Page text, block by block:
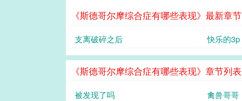
《斯德哥尔摩综合症有哪些表现》最新章节
支离破碎之后 快乐的3p
《斯德哥尔摩综合症有哪些表现》章节列表
被发现了吗 禽兽哥哥